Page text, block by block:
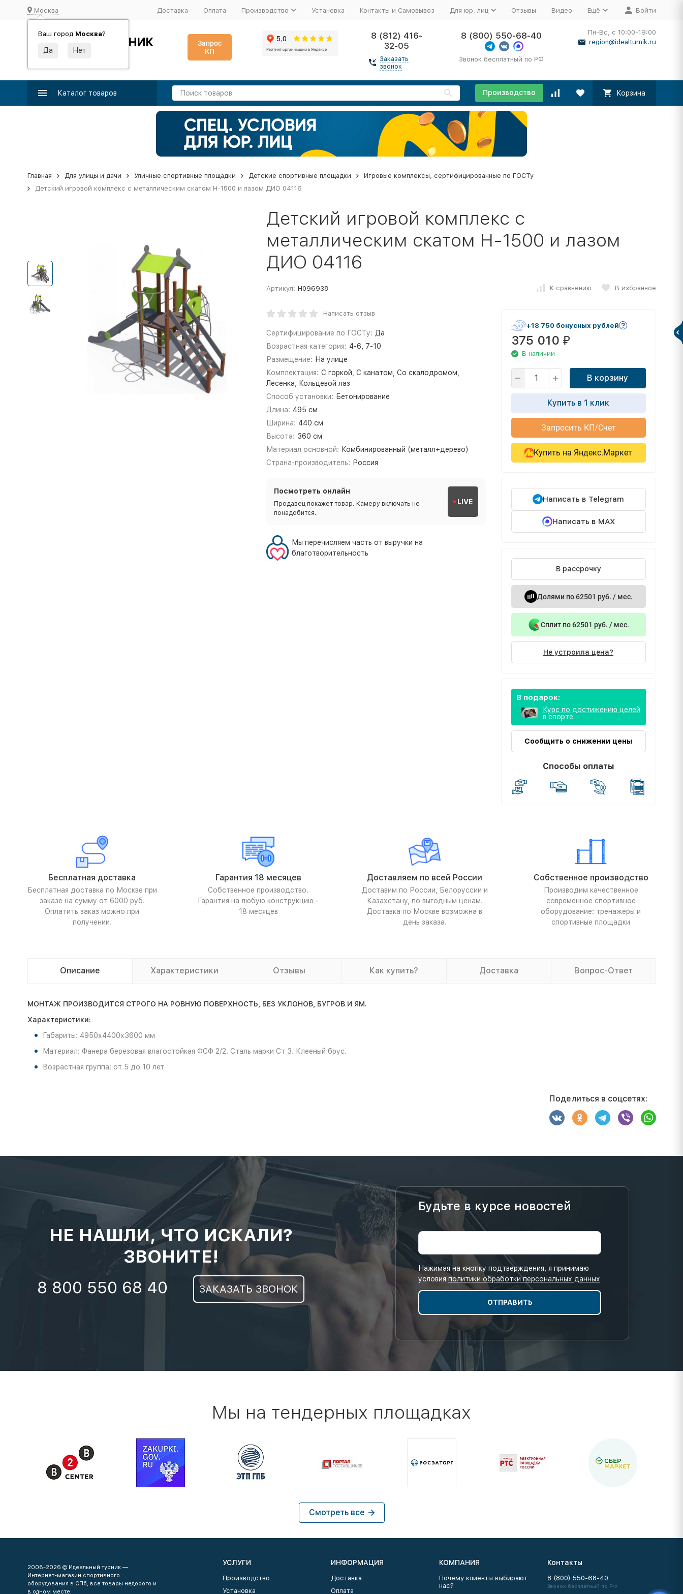
Москва
Ваш город Москва?
Доставка Оплата Производство Установка Контакты и Самовывоз Для юр. лиц Отзывы Видео Ещё Войти
ИДЕАЛЬНЫЙ ТУРНИК
Производство и поставка спортивного оборудования
Запрос
КП
8 (812) 416-
32-05
Заказать
звонок
8 (800) 550-68-40
Звонок бесплатный по РФ
Пн-Вс, с 10:00-19:00
region@idealturnik.ru
Каталог товаров Производство Корзина
Главная Для улицы и дачи Уличные спортивные площадки Детские спортивные площадки
Игровые комплексы, сертифицированные по ГОСТу
Детский игровой комплекс с металлическим скатом Н-1500 и лазом ДИО 04116
Детский игровой комплекс с
металлическим скатом Н-1500 и лазом
ДИО 04116
Артикул: Н096938 К сравнению В избранное
Написать отзыв
Сертифицирование по ГОСТу: Да
Возрастная категория: 4-6, 7-10
Размещение: На улице
Комплектация: С горкой, С канатом, Со скалодромом,
Лесенка, Кольцевой лаз
Способ установки: Бетонирование
Длина: 495 см
Ширина: 440 см
Высота: 360 см
Материал основной: Комбинированный (металл+дерево)
Страна-производитель: Россия
Посмотреть онлайн
Продавец покажет товар. Камеру включать не
понадобится.
LIVE
Мы перечисляем часть от выручки на
благотворительность
+18 750 бонусных рублей
375 010 ₽
В наличии
В корзину
Купить в 1 клик
Запросить КП/Счет
Купить на Яндекс.Маркет
Написать в Telegram
Написать в MAX
В рассрочку
Долями по 62501 руб. / мес.
Сплит по 62501 руб. / мес.
Не устроила цена?
В подарок:
Курс по достижению целей
в спорте
Сообщить о снижении цены
Способы оплаты
Бесплатная доставка
Бесплатная доставка по Москве при
заказе на сумму от 6000 руб.
Оплатить заказ можно при
получении.
Гарантия 18 месяцев
Собственное производство.
Гарантия на любую конструкцию -
18 месяцев
Доставляем по всей России
Доставим по России, Белоруссии и
Казахстану, по выгодным ценам.
Доставка по Москве возможна в
день заказа.
Собственное производство
Производим качественное
современное спортивное
оборудование: тренажеры и
спортивные площадки
Описание Характеристики Отзывы Как купить? Доставка Вопрос-Ответ
МОНТАЖ ПРОИЗВОДИТСЯ СТРОГО НА РОВНУЮ ПОВЕРХНОСТЬ, БЕЗ УКЛОНОВ, БУГРОВ И ЯМ.
Характеристики:
Габариты: 4950х4400х3600 мм
Материал: Фанера березовая влагостойкая ФСФ 2/2. Сталь марки Ст 3. Клееный брус.
Возрастная группа: от 5 до 10 лет
Поделиться в соцсетях:
НЕ НАШЛИ, ЧТО ИСКАЛИ?
ЗВОНИТЕ!
8 800 550 68 40 ЗАКАЗАТЬ ЗВОНОК
Будьте в курсе новостей
Нажимая на кнопку подтверждения, я принимаю
условия политики обработки персональных данных
Мы на тендерных площадках
Смотреть все
2008-2026 © Идеальный турник —
Интернет-магазин спортивного
оборудования в СПб, все товары недорого и
в одном месте.
УСЛУГИ
Производство
Установка
ИНФОРМАЦИЯ
Доставка
Оплата
КОМПАНИЯ
Почему клиенты выбирают
нас?
Контакты
8 (800) 550-68-40
Звонок бесплатный по РФ